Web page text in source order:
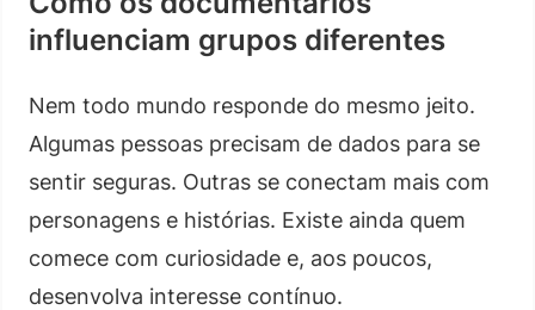
influenciam grupos diferentes
Nem todo mundo responde do mesmo jeito.
Algumas pessoas precisam de dados para se
sentir seguras. Outras se conectam mais com
personagens e histórias. Existe ainda quem
comece com curiosidade e, aos poucos,
desenvolva interesse contínuo.